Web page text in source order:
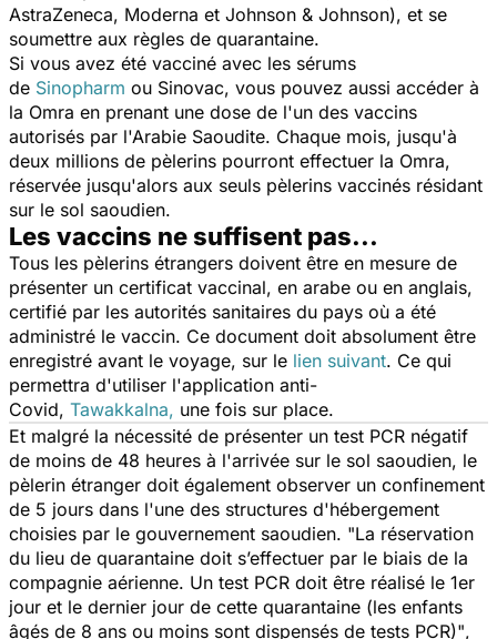
AstraZeneca, Moderna et Johnson & Johnson), et se
soumettre aux règles de quarantaine.
Si vous avez été vacciné avec les sérums
de Sinopharm ou Sinovac, vous pouvez aussi accéder à
la Omra en prenant une dose de l'un des vaccins
autorisés par l'Arabie Saoudite. Chaque mois, jusqu'à
deux millions de pèlerins pourront effectuer la Omra,
réservée jusqu'alors aux seuls pèlerins vaccinés résidant
sur le sol saoudien.
Les vaccins ne suffisent pas...
Tous les pèlerins étrangers doivent être en mesure de
présenter un certificat vaccinal, en arabe ou en anglais,
certifié par les autorités sanitaires du pays où a été
administré le vaccin. Ce document doit absolument être
enregistré avant le voyage, sur le lien suivant. Ce qui
permettra d'utiliser l'application anti-
Covid, Tawakkalna, une fois sur place.
Et malgré la nécessité de présenter un test PCR négatif
de moins de 48 heures à l'arrivée sur le sol saoudien, le
pèlerin étranger doit également observer un confinement
de 5 jours dans l'une des structures d'hébergement
choisies par le gouvernement saoudien. "La réservation
du lieu de quarantaine doit s’effectuer par le biais de la
compagnie aérienne. Un test PCR doit être réalisé le 1er
jour et le dernier jour de cette quarantaine (les enfants
âgés de 8 ans ou moins sont dispensés de tests PCR)",